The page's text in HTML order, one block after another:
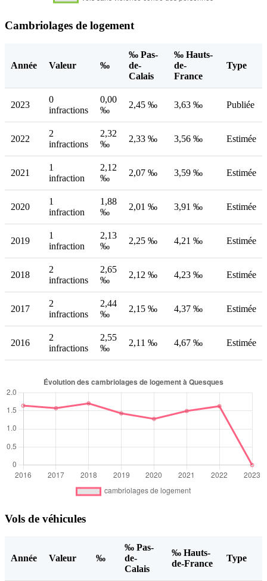
Cambriolages de logement
Année Valeur ‰
‰ Pas-
de-
Calais
‰ Hauts-
de-
France
Type
2023
0
infractions
0,00
‰
2,45 ‰ 3,63 ‰ Publiée
2022
2
infractions
2,32
‰
2,33 ‰ 3,56 ‰ Estimée
2021
1
infraction
2,12
‰
2,07 ‰ 3,59 ‰ Estimée
2020
1
infraction
1,88
‰
2,01 ‰ 3,91 ‰ Estimée
2019
1
infraction
2,13
‰
2,25 ‰ 4,21 ‰ Estimée
2018
2
infractions
2,65
‰
2,12 ‰ 4,23 ‰ Estimée
2017
2
infractions
2,44
‰
2,15 ‰ 4,37 ‰ Estimée
2016
2
infractions
2,55
‰
2,11 ‰ 4,67 ‰ Estimée
Vols de véhicules
Année Valeur ‰
‰ Pas-
de-
Calais
‰ Hauts-
de-France
Type